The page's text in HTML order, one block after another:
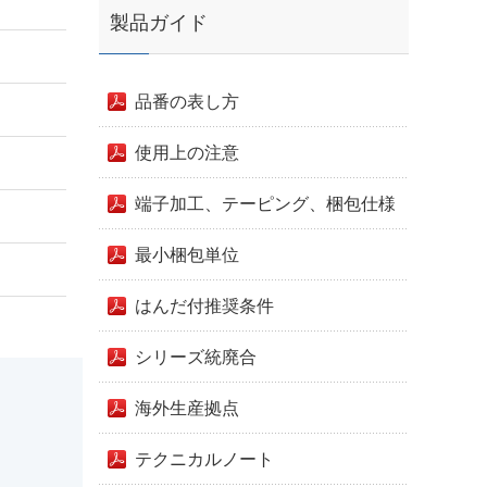
製品ガイド
品番の表し方
使用上の注意
端子加工、テーピング、梱包仕様
最小梱包単位
はんだ付推奨条件
シリーズ統廃合
海外生産拠点
テクニカルノート